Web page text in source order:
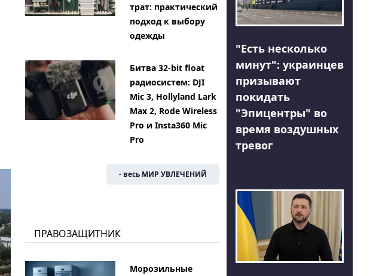
трат: практический
подход к выбору
одежды
Битва 32-bit float
радиосистем: DJI
Mic 3, Hollyland Lark
Max 2, Rode Wireless
Pro и Insta360 Mic
Pro
- весь МИР УВЛЕЧЕНИЙ
ПРАВОЗАЩИТНИК
Морозильные
"Есть несколько
минут": украинцев
призывают
покидать
"Эпицентры" во
время воздушных
тревог